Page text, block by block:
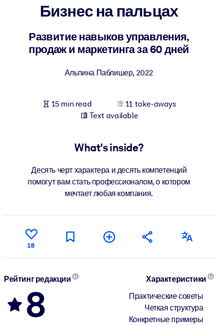
For LMS/LXP
Bring bite-sized, verified knowledge into your LMS/LXP for
For Corporate Libraries
knowledge.
Бизнес на пальцах
Развитие навыков управления,
продаж и маркетинга за 60 дней
Альпина Паблишер, 2022
15 min read
11 take-aways
Text available
What's inside?
Десять черт характера и десять компетенций
помогут вам стать профессионалом, о котором
мечтает любая компания.
18
Рейтинг редакции
8
Характеристики
Практические советы
Четкая структура
Конкретные примеры